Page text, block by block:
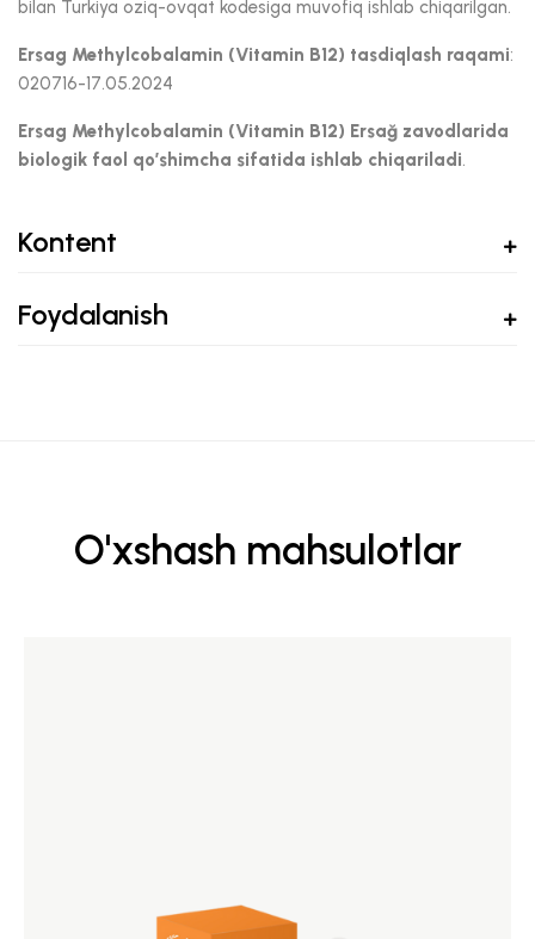
bilan Turkiya oziq-ovqat kodesiga muvofiq ishlab chiqarilgan.
Ersag Methylcobalamin (Vitamin B12) tasdiqlash raqami:
020716-17.05.2024
Ersag Methylcobalamin (Vitamin B12) Ersağ zavodlarida
biologik faol qo’shimcha sifatida ishlab chiqariladi.
Kontent
Foydalanish
O'xshash mahsulotlar